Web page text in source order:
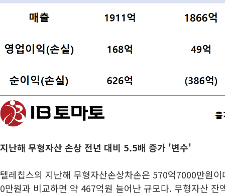
지난해 무형자산 손상 전년 대비 5.5배 증가 '변수'
텔레칩스의 지난해 무형자산손상차손은 570억7000만원
0만원과 비교하면 약 467억원 늘어난 규모다. 무형자산